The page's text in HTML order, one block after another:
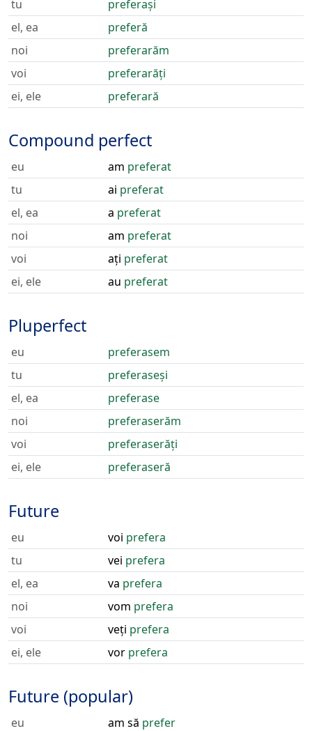
tu
preferași
el, ea
preferă
noi
preferarăm
voi
preferarăți
ei, ele
preferară
Compound perfect
eu am preferat
tu
ai preferat
el, ea
a preferat
noi
am preferat
voi
ați preferat
ei, ele
au preferat
Pluperfect
eu
preferasem
tu
preferaseși
el, ea
preferase
noi
preferaserăm
voi
preferaserăți
ei, ele
preferaseră
Future
eu voi prefera
tu
vei prefera
el, ea
va prefera
noi
vom prefera
voi
veți prefera
ei, ele
vor prefera
Future (popular)
eu am să prefer